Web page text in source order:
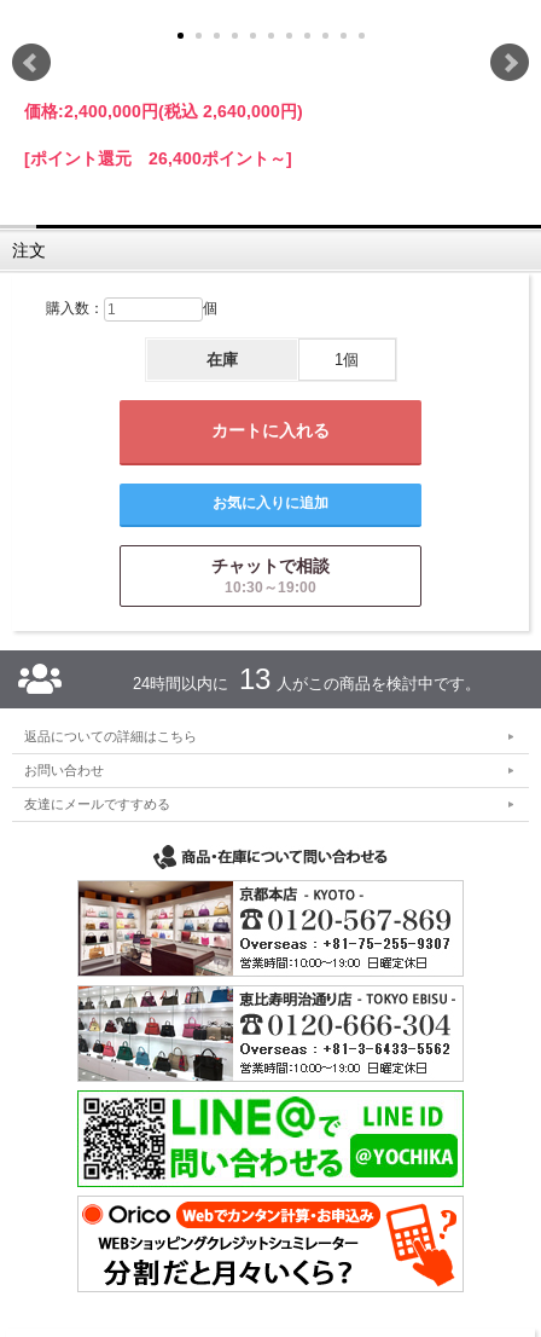
価格:2,400,000円(税込 2,640,000円)
[ポイント還元 26,400ポイント～]
注文
購入数： 個
在庫 1個
チャットで相談
10:30～19:00
24時間以内に 13 人がこの商品を検討中です。
返品についての詳細はこちら
お問い合わせ
友達にメールですすめる